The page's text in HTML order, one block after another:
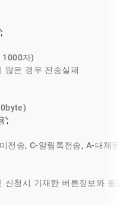
;
1000자)
않은 경우 전송실패
';
전송, C-알림톡전송, A-대체문
신청시 기재한 버튼정보와 동